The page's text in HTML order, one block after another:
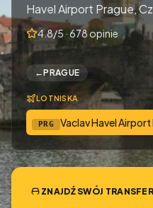
Havel Airport Prague,
4.8/5 · 678 opinie
←PRAGUE
LOTNISKA
PRG Vaclav Havel
ZNAJDŹ SWÓJ